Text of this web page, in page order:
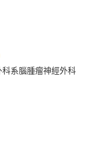
系腦腫瘤神經外科